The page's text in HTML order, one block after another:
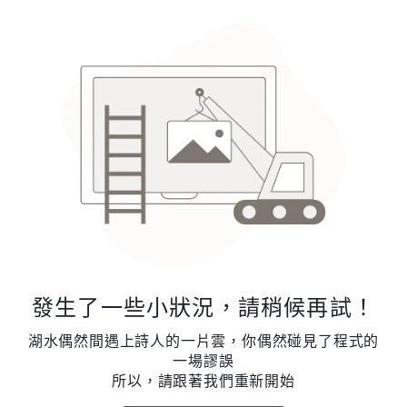
發生了一些小狀況，請稍候再試！
湖水偶然間遇上詩人的一片雲，你偶然碰見了程式的
一場謬誤
所以，請跟著我們重新開始